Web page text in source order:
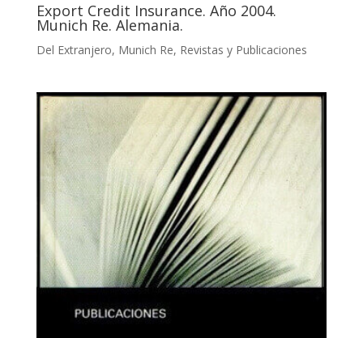
Export Credit Insurance. Año 2004.
Munich Re. Alemania.
Del Extranjero, Munich Re, Revistas y Publicaciones